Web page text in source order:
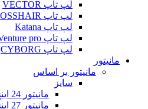
لپ تاپ VECTOR
لپ تاپ CROSSHAIR
لپ تاپ Katana
لپ تاپ Venture pro
لپ تاپ CYBORG
مانیتور
مانیتور بر اساس
سایز
مانیتور 24 اینچ
مانیتور 27 اینچ